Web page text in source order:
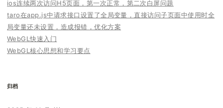
ios连续两次访问H5页面，第一次正常，第二次白屏问题
taro在app.js中请求接口设置了全局变量，直接访问子页面中使用时全
局变量还未设置，造成报错，优化方案
WebGL快速入门
WebGL核心思想和学习要点
归档